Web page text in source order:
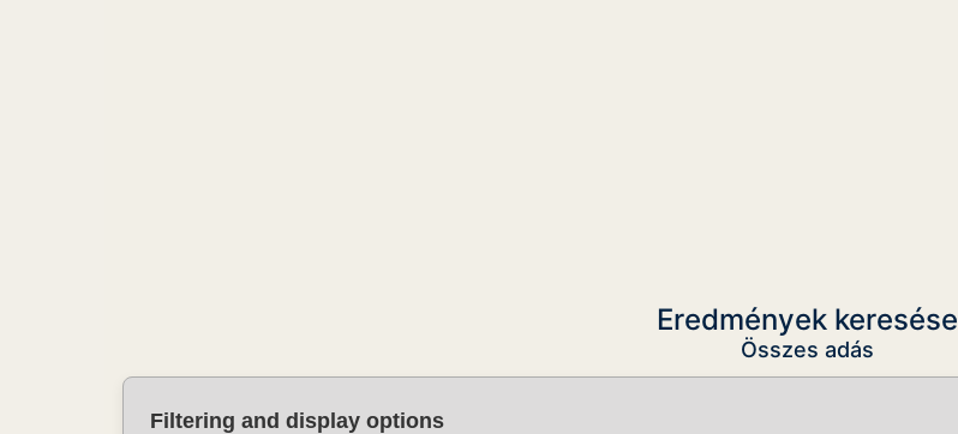
Eredmények keresése
Összes adás
Filtering and display options